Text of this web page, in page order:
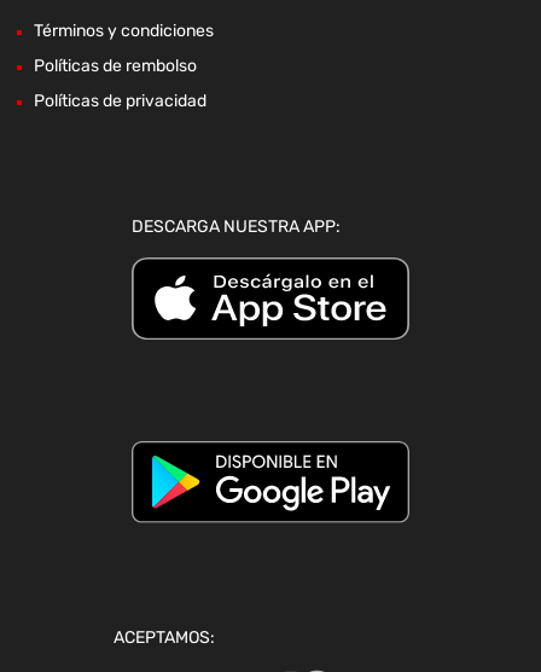
Términos y condiciones
Políticas de rembolso
Políticas de privacidad
DESCARGA NUESTRA APP:
ACEPTAMOS: